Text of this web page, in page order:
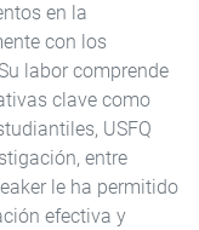
en la
con los
labor comprende
clave como
USFQ
entre
le ha permitido
efectiva y